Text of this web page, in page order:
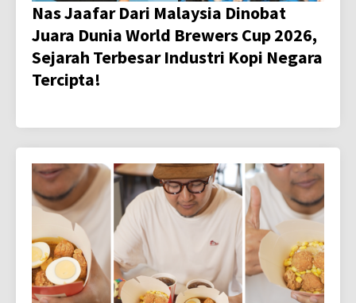
Nas Jaafar Dari Malaysia Dinobat
Juara Dunia World Brewers Cup 2026,
Sejarah Terbesar Industri Kopi Negara
Tercipta!